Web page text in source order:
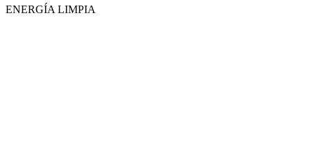
ENERGÍA LIMPIA